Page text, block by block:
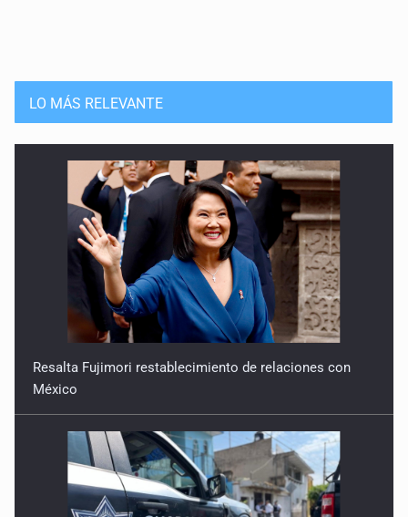
LO MÁS RELEVANTE
Resalta Fujimori restablecimiento de relaciones con
México